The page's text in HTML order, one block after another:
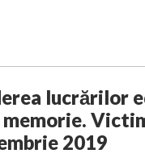
lucrărilor
memorie.
2019